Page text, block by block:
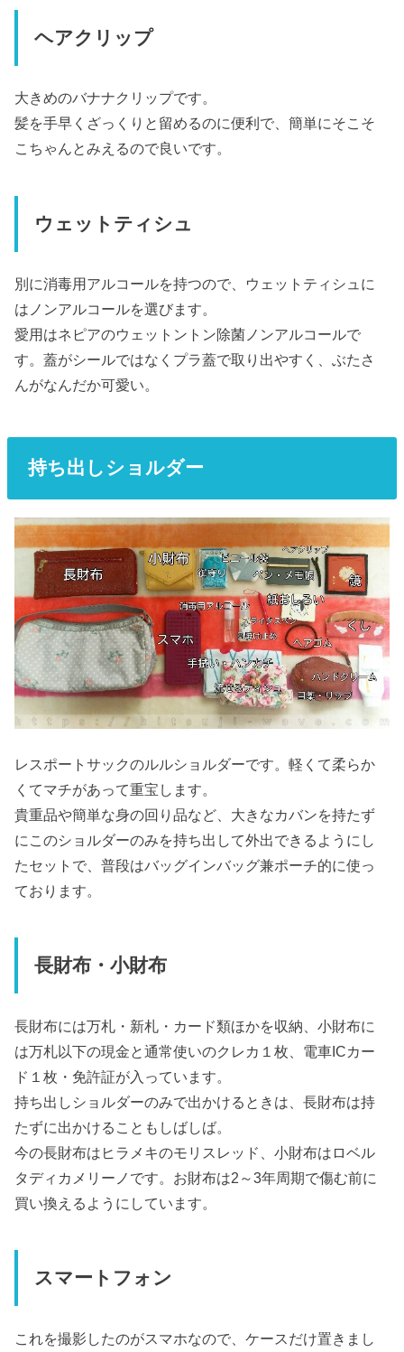
ヘアクリップ
大きめのバナナクリップです。
髪を手早くざっくりと留めるのに便利で、簡単にそこそ
こちゃんとみえるので良いです。
ウェットティシュ
別に消毒用アルコールを持つので、ウェットティシュに
はノンアルコールを選びます。
愛用はネピアのウェットントン除菌ノンアルコールで
す。蓋がシールではなくプラ蓋で取り出やすく、ぶたさ
んがなんだか可愛い。
持ち出しショルダー
レスポートサックのルルショルダーです。軽くて柔らか
くてマチがあって重宝します。
貴重品や簡単な身の回り品など、大きなカバンを持たず
にこのショルダーのみを持ち出して外出できるようにし
たセットで、普段はバッグインバッグ兼ポーチ的に使っ
ております。
長財布・小財布
長財布には万札・新札・カード類ほかを収納、小財布に
は万札以下の現金と通常使いのクレカ１枚、電車ICカー
ド１枚・免許証が入っています。
持ち出しショルダーのみで出かけるときは、長財布は持
たずに出かけることもしばしば。
今の長財布はヒラメキのモリスレッド、小財布はロベル
タディカメリーノです。お財布は2～3年周期で傷む前に
買い換えるようにしています。
スマートフォン
これを撮影したのがスマホなので、ケースだけ置きまし